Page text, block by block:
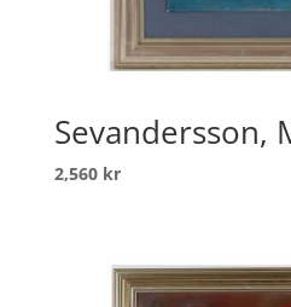
Sevandersson,
2,560 kr